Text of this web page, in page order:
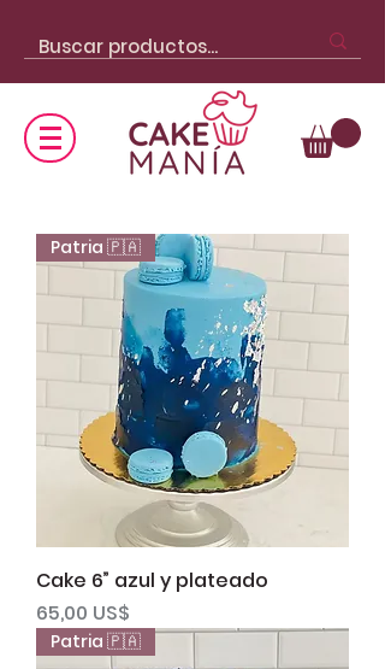
Patria 🇵🇦
Cake 6” azul y plateado
Precio
65,00 US$
Patria 🇵🇦